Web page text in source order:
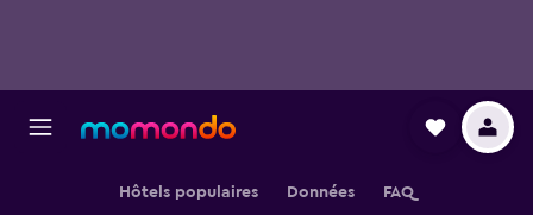
Hôtels populaires Données FAQ